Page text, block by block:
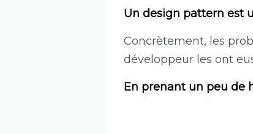
Un design pattern est
Concrètement, les
développeur les ont
En prenant un peu de